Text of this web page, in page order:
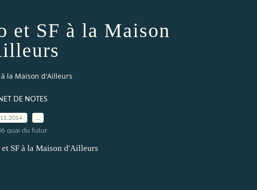
et SF à la Maison
à la Maison d'Ailleurs
DE NOTES
quai du futur